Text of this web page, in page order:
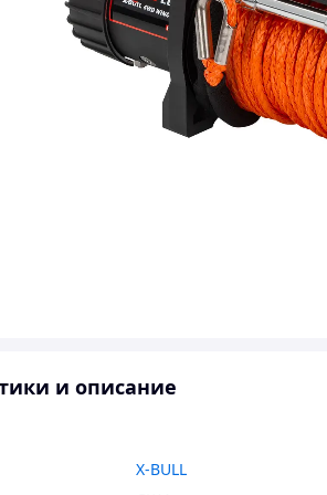
и описание
X-BULL